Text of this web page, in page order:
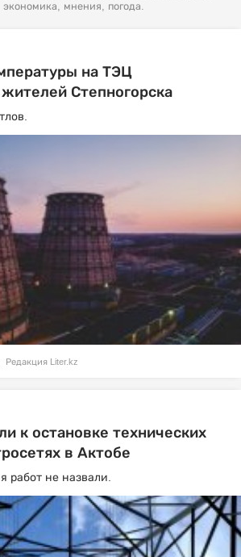
мнения, погода.
на ТЭЦ
Степногорска
Редакция Liter.kz
к остановке технических
в Актобе
работ не назвали.